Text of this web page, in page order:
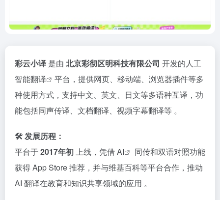
彩云小译 是由 北京彩彻区明科技有限公司 开发的人工
智能翻译
平台，提供网页、移动端、浏览器插件等多
种使用方式，支持中文、英文、日文等多语种互译，功
能包括同声传译、文档翻译、视频字幕翻译等 。
🛠️ 发展历程：
平台于2017年初上线，凭借AI
同传和双语对照功能
获得 App Store 推荐，并与维基百科等平台合作，推动
AI 翻译在教育和知识共享领域的应用 。